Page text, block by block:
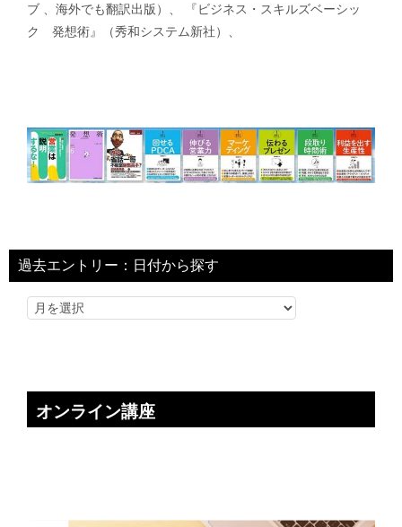
ブ 、海外でも翻訳出版）、 『ビジネス・スキルズベーシッ
ク 発想術』（秀和システム新社）、
過去エントリー：日付から探す
オンライン講座